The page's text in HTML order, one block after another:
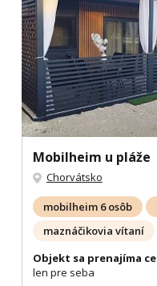
Mobilheim u pláže
Chorvátsko
mobilheim 6 osôb
maznáčikovia vítaní
Objekt sa prenajíma
len pre seba